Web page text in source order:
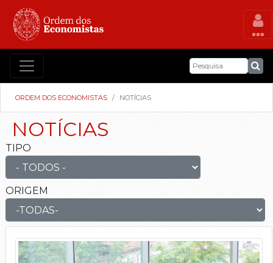
ORDEM DOS ECONOMISTAS NOTÍCIAS
NOTÍCIAS
TIPO
ORIGEM